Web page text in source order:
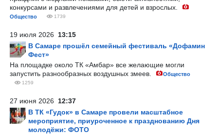
конкурсами и развлечениями для детей и взрослых.
Общество 1739
19 июля 2026 13:15
В Самаре прошёл семейный фестиваль «Дофамин
Фест»
На площадке около ТК «Амбар» все желающие могли
запустить разнообразных воздушных змеев.
Общество
1259
27 июня 2026 12:37
В ТК «Гудок» в Самаре провели масштабное
мероприятие, приуроченное к празднованию Дня
молодёжи: ФОТО